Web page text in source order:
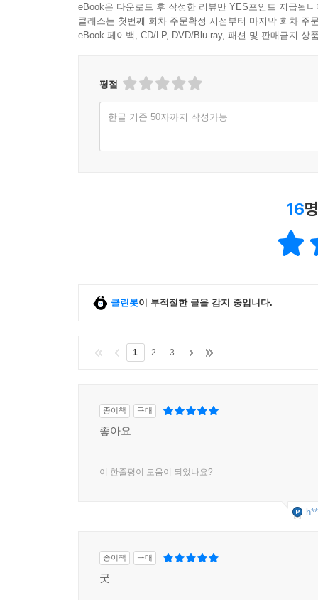
eBook은 다운로드 후 작성한 리뷰만 YES포인트 지급됩니
클래스는 첫번째 회차 주문확정 시점부터 마지막 회차 주
eBook 페이백, CD/LP, DVD/Blu-ray, 패션 및 판매금지 상
평점
한글 기준 50자까지 작성가능
16
클린봇이 부적절한 글을 감지 중입니다.
1 2 3
종이책 구매
좋아요
이 한줄평이 도움이 되었나요?
종이책 구매
굿